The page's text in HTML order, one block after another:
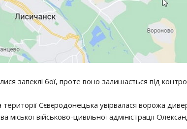
запеклі бої, проте воно залишається під
Сєвєродонецька увірвалася ворожа
міської військово-цивільної адміністрації